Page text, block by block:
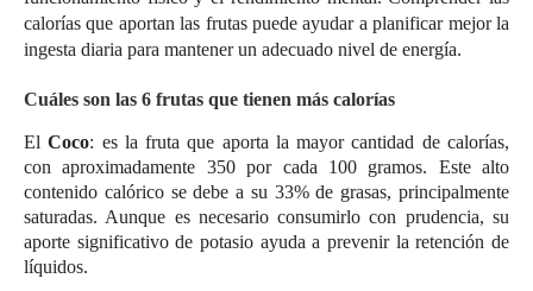
calorías que aportan las frutas puede ayudar a planificar mejor la
ingesta diaria para mantener un adecuado nivel de energía.
Cuáles son las 6 frutas que tienen más calorías
ElCoco: es la fruta que aporta la mayor cantidad de calorías,
con aproximadamente 350 por cada 100 gramos. Este alto
contenido calórico se debe a su 33% de grasas, principalmente
saturadas. Aunque es necesario consumirlo con prudencia, su
aporte significativo de potasio ayuda a prevenir la retención de
líquidos.